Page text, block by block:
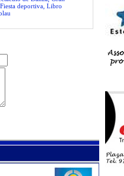
deportiva, Libro